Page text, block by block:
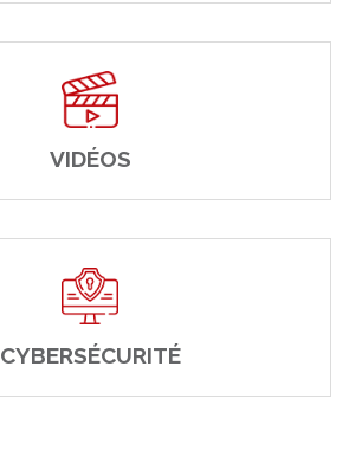
VIDÉOS
CYBERSÉCURITÉ